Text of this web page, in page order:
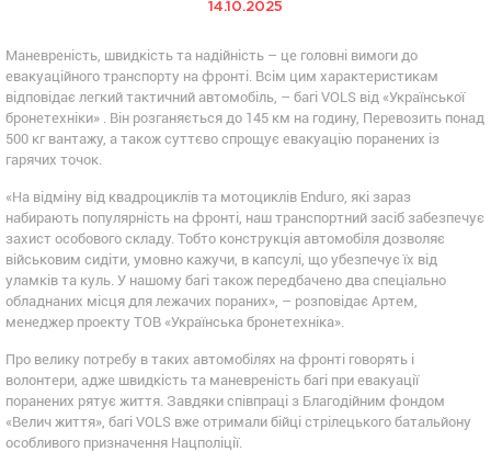
14.10.2025
Маневреність, швидкість та надійність – це головні вимоги до
евакуаційного транспорту на фронті. Всім цим характеристикам
відповідає легкий тактичний автомобіль, – багі VOLS від «Української
бронетехніки» . Він розганяється до 145 км на годину, Перевозить понад
500 кг вантажу, а також суттєво спрощує евакуацію поранених із
гарячих точок.
«На відміну від квадроциклів та мотоциклів Enduro, які зараз
набирають популярність на фронті, наш транспортний засіб забезпечує
захист особового складу. Тобто конструкція автомобіля дозволяє
військовим сидіти, умовно кажучи, в капсулі, що убезпечує їх від
уламків та куль. У нашому багі також передбачено два спеціально
обладнаних місця для лежачих пораних», – розповідає Артем,
менеджер проекту ТОВ «Українська бронетехніка».
Про велику потребу в таких автомобілях на фронті говорять і
волонтери, адже швидкість та маневреність багі при евакуації
поранених рятує життя. Завдяки співпраці з Благодійним фондом
«Велич життя», багі VOLS вже отримали бійці стрілецького батальйону
особливого призначення Нацполіції.